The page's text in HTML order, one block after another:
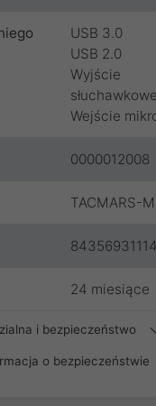
USB 3.0
USB 2.0
Wyjście
Wejście
0000012008
TACMARS-
24 miesiące
i bezpieczeństwo
o bezpieczeństwie